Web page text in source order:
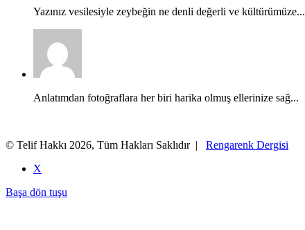
Yazınız vesilesiyle zeybeğin ne denli değerli ve kültürümüze...
Anlatımdan fotoğraflara her biri harika olmuş ellerinize sağ...
© Telif Hakkı 2026, Tüm Hakları Saklıdır | Rengarenk Dergisi
X
Başa dön tuşu